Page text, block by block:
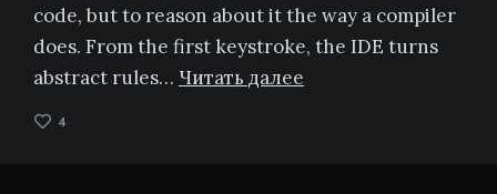
code, but to reason about it the way a compiler
does. From the first keystroke, the IDE turns
abstract rules… Читать далее
4